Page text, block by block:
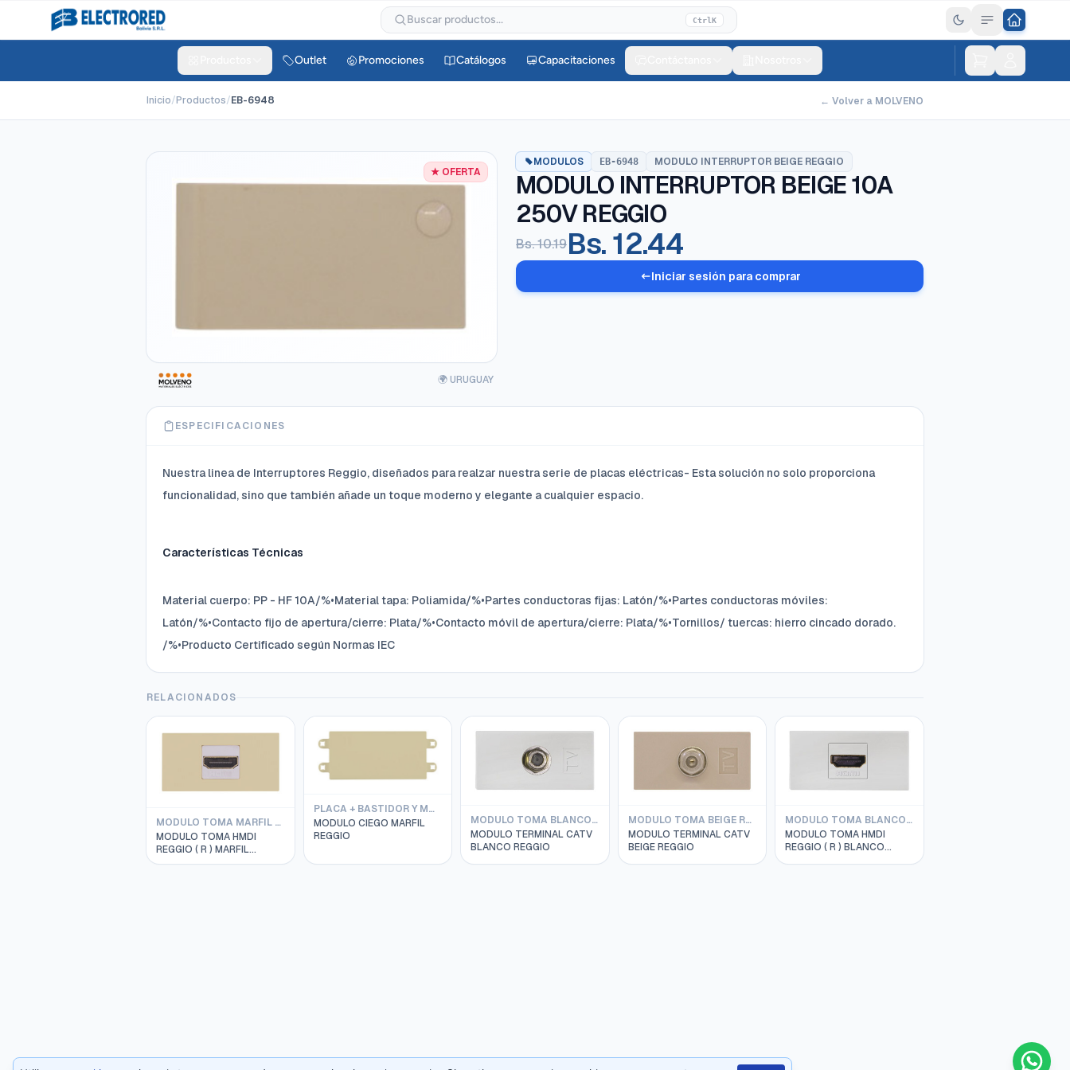
Buscar productos... Ctrl K
Outlet Promociones Catálogos Capacitaciones
Inicio/Productos/EB-6948 ← Volver a MOLVENO
★ OFERTA
🌍 URUGUAY
MODULOS EB-6948 MODULO INTERRUPTOR BEIGE REGGIO
MODULO INTERRUPTOR BEIGE 10A
250V REGGIO
Bs. 10.19Bs. 12.44
Iniciar sesión para comprar
ESPECIFICACIONES
Nuestra linea de Interruptores Reggio, diseñados para realzar nuestra serie de placas eléctricas- Esta solución no solo proporciona
funcionalidad, sino que también añade un toque moderno y elegante a cualquier espacio.
Características Técnicas
Material cuerpo: PP - HF 10A/%•Material tapa: Poliamida/%•Partes conductoras fijas: Latón/%•Partes conductoras móviles:
Latón/%•Contacto fijo de apertura/cierre: Plata/%•Contacto móvil de apertura/cierre: Plata/%•Tornillos/ tuercas: hierro cincado dorado.
/%•Producto Certificado según Normas IEC
RELACIONADOS
MODULO TOMA MARFIL REGGIO
MODULO TOMA HMDI
REGGIO ( R ) MARFIL
SALIDA 90o
PLACA + BASTIDOR Y MOD. CIEGO REGGIO
MODULO CIEGO MARFIL
REGGIO
MODULO TOMA BLANCO REGGIO
MODULO TERMINAL CATV
BLANCO REGGIO
MODULO TOMA BEIGE REGGIO
MODULO TERMINAL CATV
BEIGE REGGIO
MODULO TOMA BLANCO REGGIO
MODULO TOMA HMDI
REGGIO ( R ) BLANCO